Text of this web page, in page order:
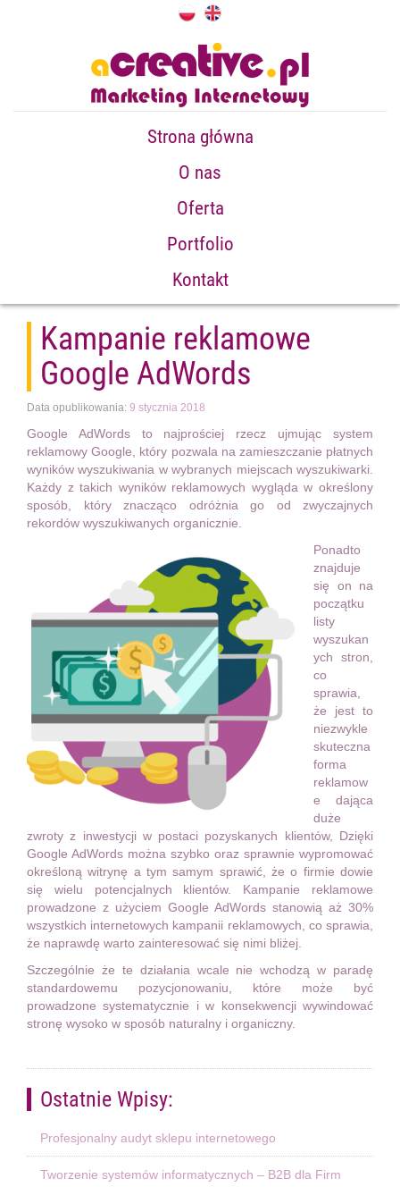
Strona główna
O nas
Oferta
Portfolio
Kontakt
Kampanie reklamowe
Google AdWords
Data opublikowania: 9 stycznia 2018
Google AdWords to najprościej rzecz ujmując system
reklamowy Google, który pozwala na zamieszczanie płatnych
wyników wyszukiwania w wybranych miejscach wyszukiwarki.
Każdy z takich wyników reklamowych wygląda w określony
sposób, który znacząco odróżnia go od zwyczajnych
rekordów wyszukiwanych organicznie.
Ponadto
znajduje
się on na
początku
listy
wyszukan
ych stron,
co
sprawia,
że jest to
niezwykle
skuteczna
forma
reklamow
e dająca
duże
zwroty z inwestycji w postaci pozyskanych klientów, Dzięki
Google AdWords można szybko oraz sprawnie wypromować
określoną witrynę a tym samym sprawić, że o firmie dowie
się wielu potencjalnych klientów. Kampanie reklamowe
prowadzone z użyciem Google AdWords stanowią aż 30%
wszystkich internetowych kampanii reklamowych, co sprawia,
że naprawdę warto zainteresować się nimi bliżej.
Szczególnie że te działania wcale nie wchodzą w paradę
standardowemu pozycjonowaniu, które może być
prowadzone systematycznie i w konsekwencji wywindować
stronę wysoko w sposób naturalny i organiczny.
Ostatnie Wpisy:
Profesjonalny audyt sklepu internetowego
Tworzenie systemów informatycznych – B2B dla Firm